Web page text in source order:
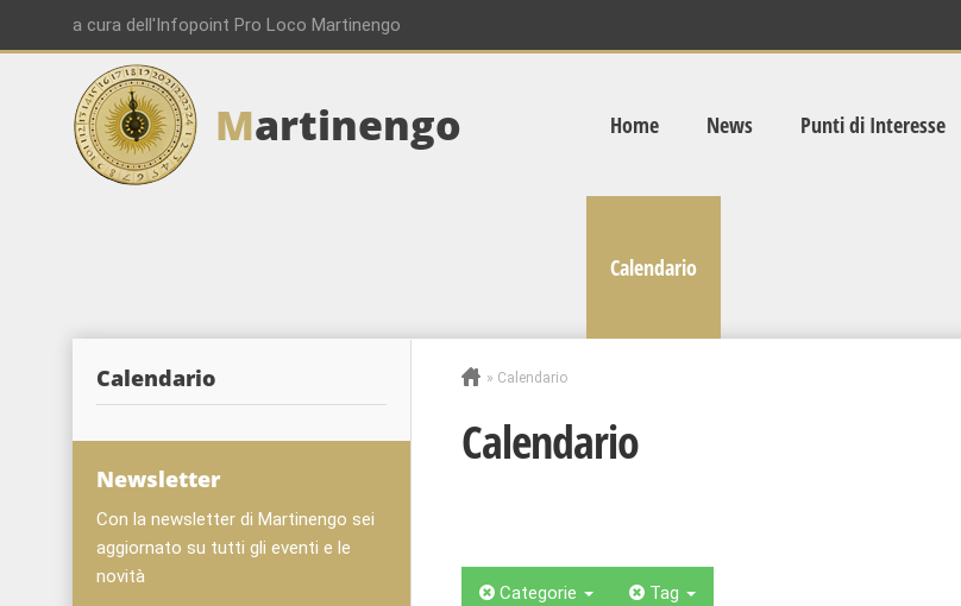
a cura dell'Infopoint Pro Loco Martinengo
Martinengo Home News Punti di Interesse
Calendario
» Calendario
Calendario
Categorie Tag
Calendario
Newsletter
Con la newsletter di Martinengo sei
aggiornato su tutti gli eventi e le
novità